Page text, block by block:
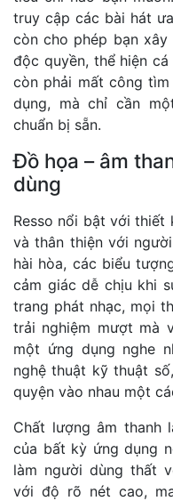
truy cập các bài hát
còn cho phép bạn
độc quyền, thể hiện
còn phải mất công
dụng, mà chỉ cần
chuẩn bị sẵn.
Đồ họa – âm
dùng
Resso nổi bật với thiết
và thân thiện với
hài hòa, các biểu
cảm giác dễ chịu khi
trang phát nhạc, mọi
trải nghiệm mượt mà
một ứng dụng nghe
nghệ thuật kỹ thuật
quyện vào nhau một
Chất lượng âm thanh
của bất kỳ ứng dụng
làm người dùng thất
với độ rõ nét cao,